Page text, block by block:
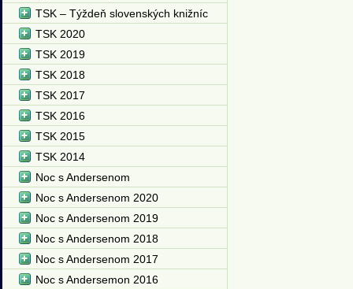
TSK – Týždeň slovenských knižníc
TSK 2020
TSK 2019
TSK 2018
TSK 2017
TSK 2016
TSK 2015
TSK 2014
Noc s Andersenom
Noc s Andersenom 2020
Noc s Andersenom 2019
Noc s Andersenom 2018
Noc s Andersenom 2017
Noc s Andersemon 2016